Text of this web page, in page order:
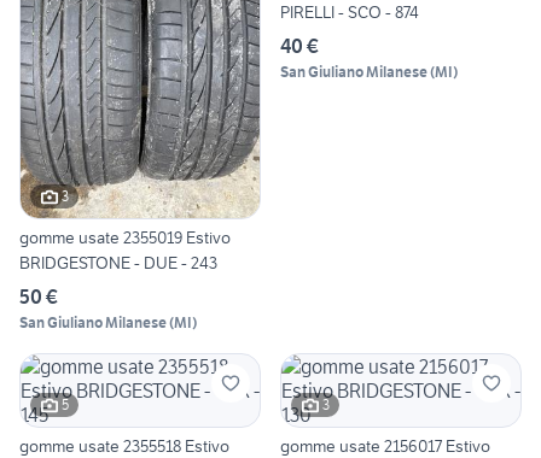
3
gomme usate 2355019 Estivo
BRIDGESTONE - DUE - 243
50 €
San Giuliano Milanese(MI)
PIRELLI - SCO - 874
40 €
San Giuliano Milanese(MI)
5
gomme usate 2355518 Estivo
3
gomme usate 2156017 Estivo